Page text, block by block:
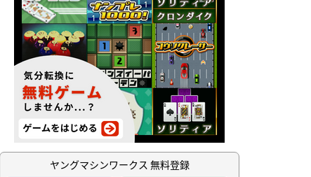
ヤングマシンワークス 無料登録